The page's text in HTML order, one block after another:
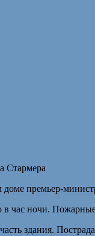
доме премьер-
час ночи.
здания.